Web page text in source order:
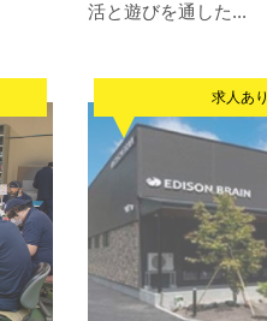
活と遊びを通した...
求人あり